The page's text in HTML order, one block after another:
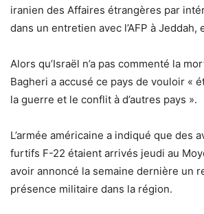
iranien des Affaires étrangères par
dans un entretien avec l’AFP à Jeddah,
Alors qu’Israël n’a pas commenté la
Bagheri a accusé ce pays de vouloir «
la guerre et le conflit à d’autres pays ».
L’armée américaine a indiqué que des
furtifs F-22 étaient arrivés jeudi au
avoir annoncé la semaine dernière un
présence militaire dans la région.